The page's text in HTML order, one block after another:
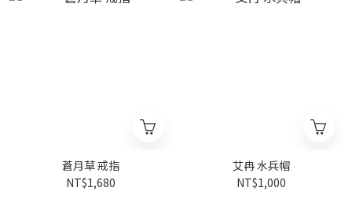
蒼月草 戒指
NT$1,680
艾冉 水兵帽
NT$1,000